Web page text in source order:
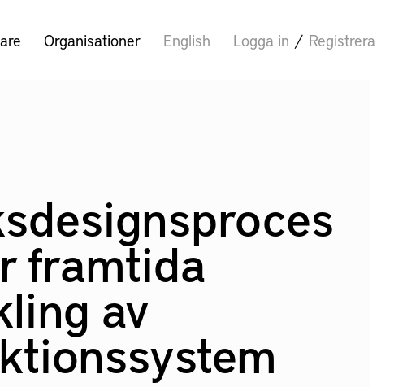
Organisationer English Logga in / Registrera
framtida
av